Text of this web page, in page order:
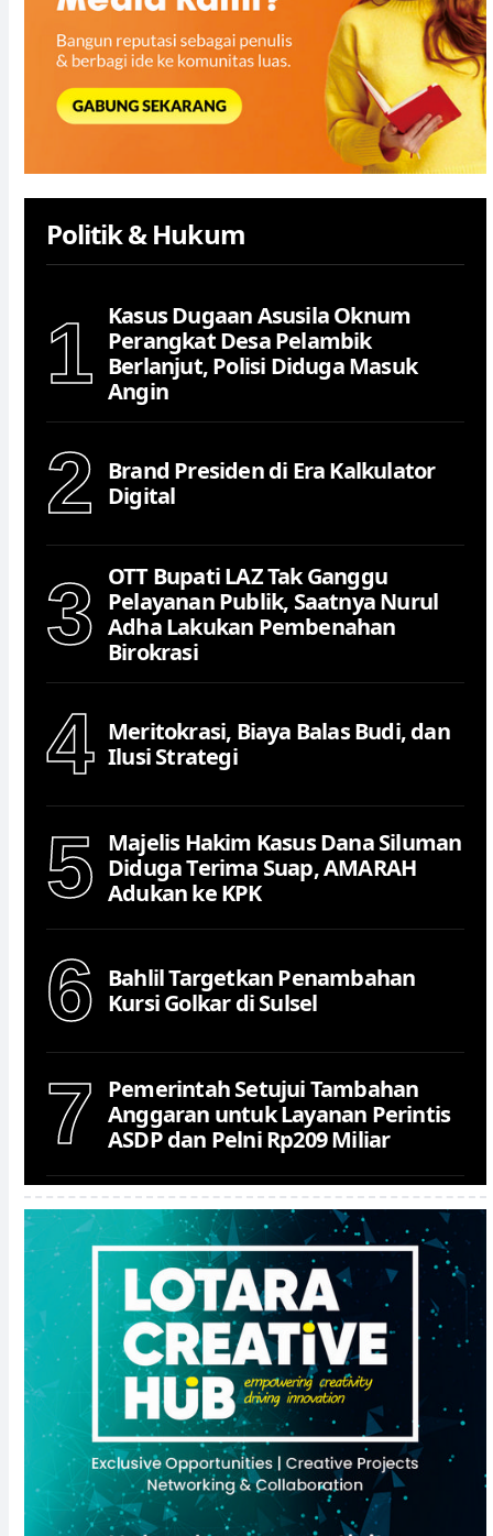
Politik & Hukum
1
Kasus Dugaan Asusila Oknum
Perangkat Desa Pelambik
Berlanjut, Polisi Diduga Masuk
Angin
2
Brand Presiden di Era Kalkulator
Digital
3
OTT Bupati LAZ Tak Ganggu
Pelayanan Publik, Saatnya Nurul
Adha Lakukan Pembenahan
Birokrasi
4
Meritokrasi, Biaya Balas Budi, dan
Ilusi Strategi
5
Majelis Hakim Kasus Dana Siluman
Diduga Terima Suap, AMARAH
Adukan ke KPK
6
Bahlil Targetkan Penambahan
Kursi Golkar di Sulsel
7
Pemerintah Setujui Tambahan
Anggaran untuk Layanan Perintis
ASDP dan Pelni Rp209 Miliar